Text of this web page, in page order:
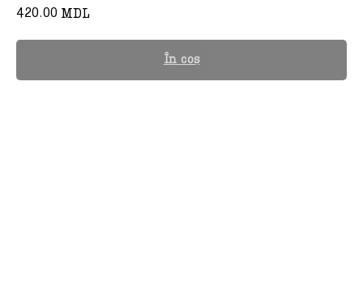
420.00 MDL
În coș